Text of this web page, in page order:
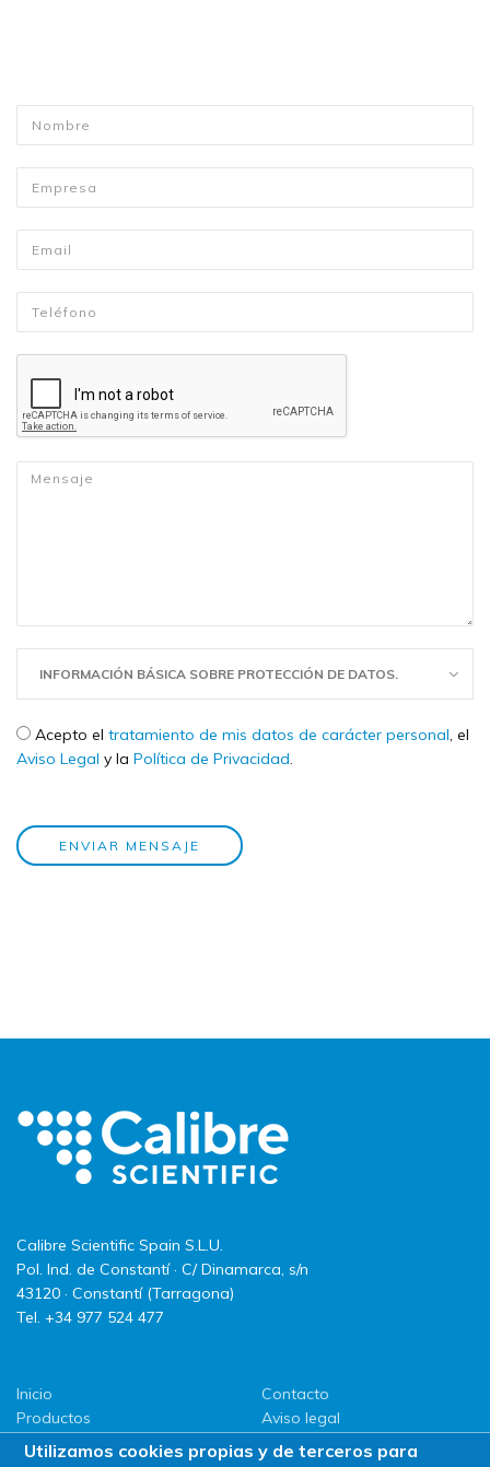
Nombre
Empresa
Email *
Telefono
Mensaje*
INFORMACIÓN BÁSICA SOBRE PROTECCIÓN DE DATOS.
Check legal *
Acepto el tratamiento de mis datos de carácter personal, el
Aviso Legal y la Política de Privacidad.
ENVIAR MENSAJE
Calibre Scientific Spain S.L.U.
Pol. Ind. de Constantí · C/ Dinamarca, s/n
43120 · Constantí (Tarragona)
Tel. +34 977 524 477
Inicio
Productos
LLG
Contacto
Aviso legal
Política de privacidad
Utilizamos cookies propias y de terceros para